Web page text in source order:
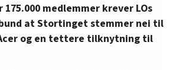
175.000 medlemmer krever LOs
at Stortinget stemmer nei til
og en tettere tilknytning til